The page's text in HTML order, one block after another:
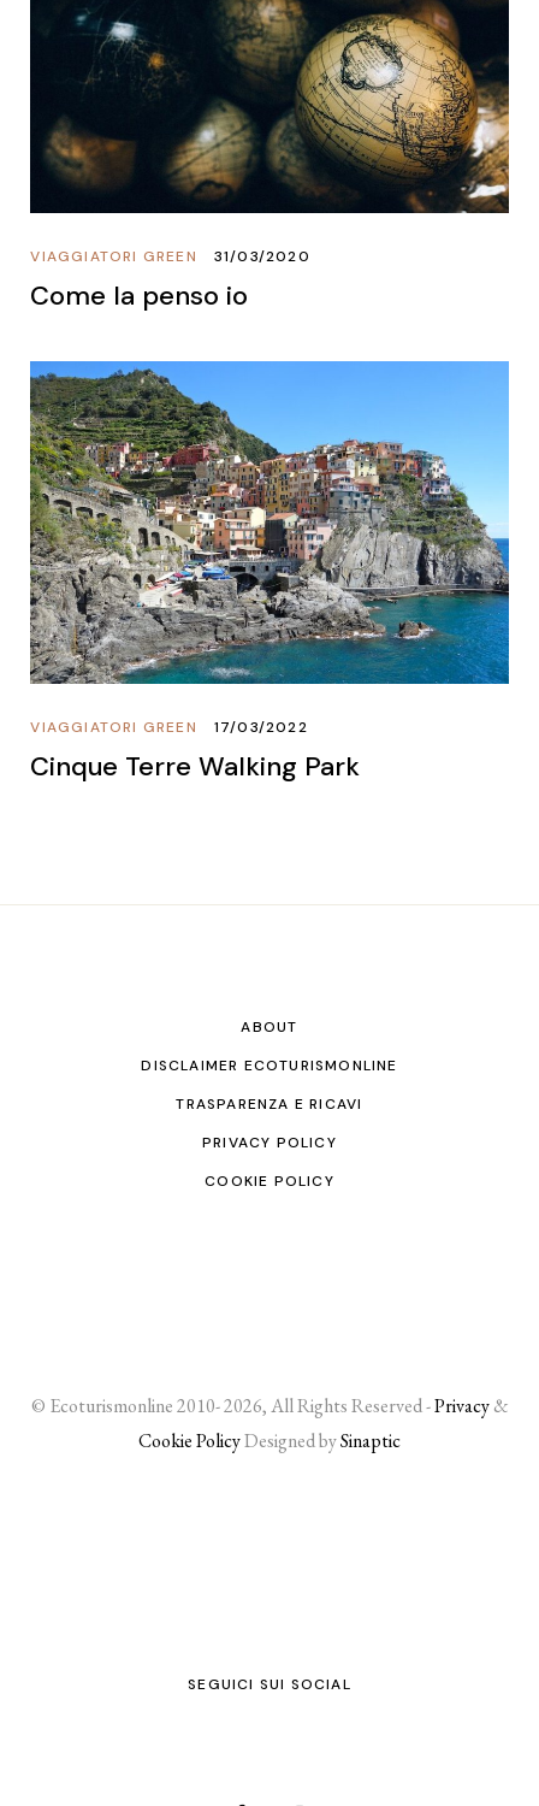
VIAGGIATORI GREEN 31/03/2020
Come la penso io
VIAGGIATORI GREEN 17/03/2022
Cinque Terre Walking Park
ABOUT
DISCLAIMER ECOTURISMONLINE
TRASPARENZA E RICAVI
PRIVACY POLICY
COOKIE POLICY
© Ecoturismonline 2010- 2026, All Rights Reserved -Privacy&
Cookie PolicyDesigned bySinaptic
SEGUICI SUI SOCIAL